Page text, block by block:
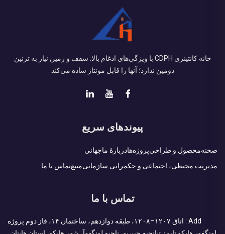
خانه کانتینری CDPH با ویژگی‌های ادغام بالا: سقف و زمین نیاز به تزئین
دومین ندارد؛ آنها را قابل مونتاژ ساده می‌کند
پیوندهای سریع
صحنهمحصول و طراحیپروژه‌هادربارهٔ ماجهانی
مدیریت محیطی، اجتماعی و حکمرانی سازمانیمنبعتماس با ما
تماس با ما
Add : اتاق ۱۲۰۷–۱۲۰۸، طبقه دوازدهم، ساختمان ۱۴، فاز دوم پروژه